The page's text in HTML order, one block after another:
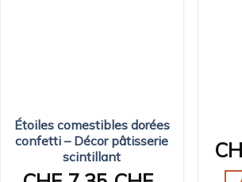
la
page
du
produit
Étoiles comestibles dorées
confetti – Décor pâtisserie
scintillant